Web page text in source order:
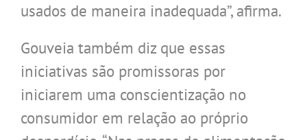
usados de maneira inadequada”, afirma.
Gouveia também diz que essas
iniciativas são promissoras por
iniciarem uma conscientização no
consumidor em relação ao próprio